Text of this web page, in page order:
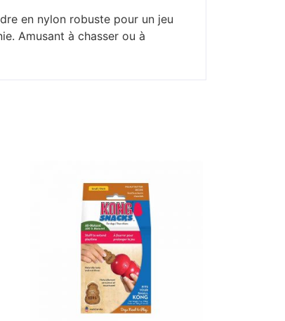
en nylon robuste pour un jeu
Amusant à chasser ou à